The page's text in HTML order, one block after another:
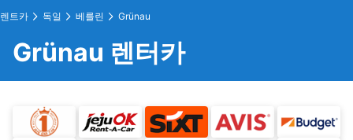
렌트카 독일 베를린 Grünau
Grünau 렌터카